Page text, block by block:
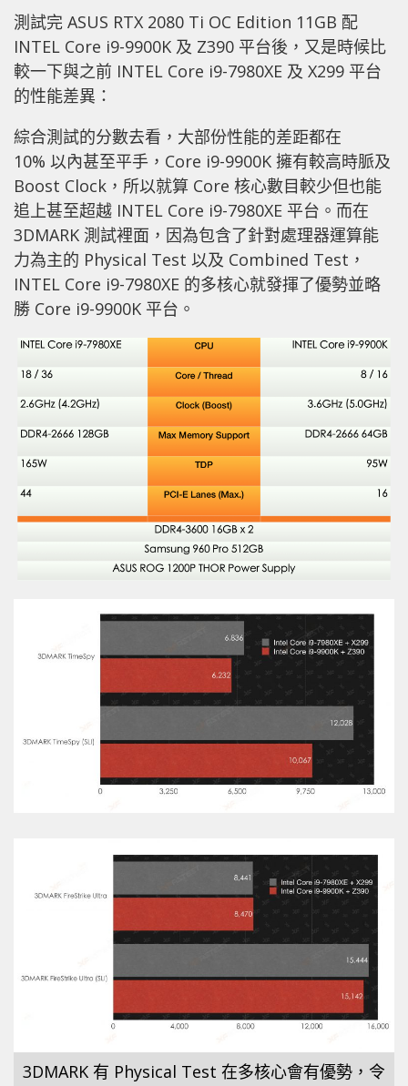
測試完 ASUS RTX 2080 Ti OC Edition 11GB 配
INTEL Core i9-9900K 及 Z390 平台後，又是時候比
較一下與之前 INTEL Core i9-7980XE 及 X299 平台
的性能差異：
綜合測試的分數去看，大部份性能的差距都在
10% 以內甚至平手，Core i9-9900K 擁有較高時脈及
Boost Clock，所以就算 Core 核心數目較少但也能
追上甚至超越 INTEL Core i9-7980XE 平台。而在
3DMARK 測試裡面，因為包含了針對處理器運算能
力為主的 Physical Test 以及 Combined Test，
INTEL Core i9-7980XE 的多核心就發揮了優勢並略
勝 Core i9-9900K 平台。
3DMARK 有 Physical Test 在多核心會有優勢，令